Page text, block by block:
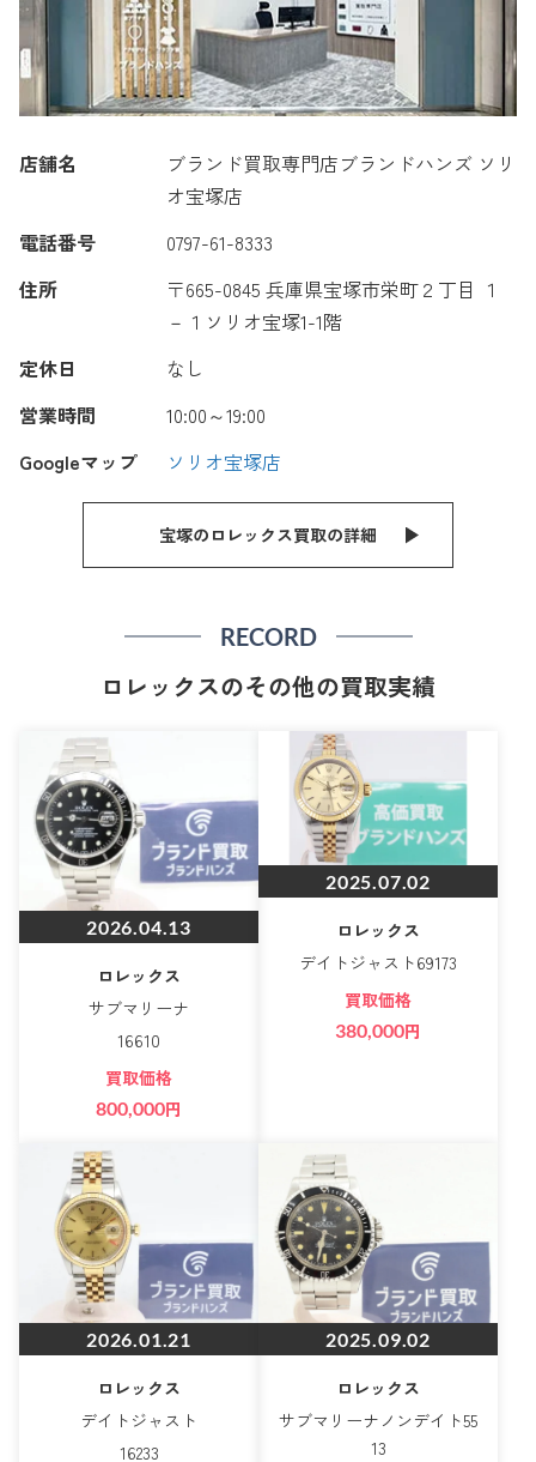
店舗名
ブランド買取専門店ブランドハンズ ソリ
オ宝塚店
電話番号
0797-61-8333
住所
〒665-0845 兵庫県宝塚市栄町２丁目 １
－１ソリオ宝塚1-1階
定休日
なし
営業時間
10:00～19:00
Googleマップ
ソリオ宝塚店
宝塚のロレックス買取の詳細
RECORD
ロレックスのその他の買取実績
2026.04.13
ロレックス
サブマリーナ
16610
買取価格
800,000円
2025.07.02
ロレックス
デイトジャスト69173
買取価格
380,000円
2026.01.21
ロレックス
デイトジャスト
16233
2025.09.02
ロレックス
サブマリーナノンデイト55
13